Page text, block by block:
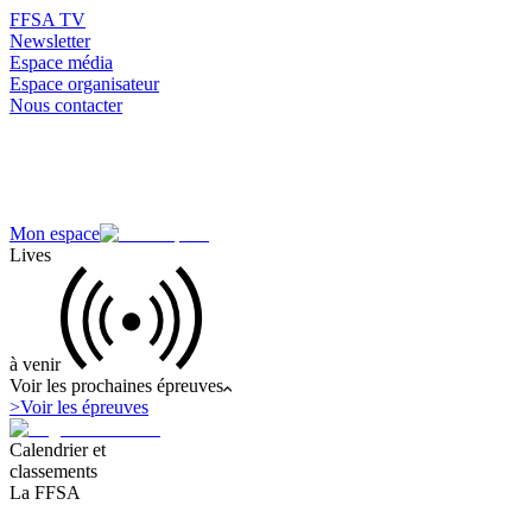
FFSA TV
Newsletter
Espace média
Espace organisateur
Nous contacter
Mon espace
Lives
à venir
Voir les prochaines épreuves
>Voir les épreuves
Calendrier et
classements
La FFSA